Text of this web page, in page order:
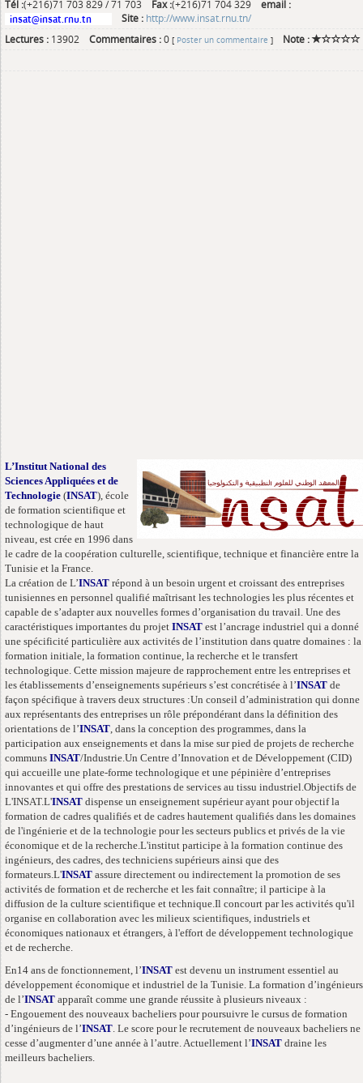
Tél :(+216)71 703 829 / 71 703 Fax :(+216)71 704 329
email :
Site : http://www.insat.rnu.tn/
Lectures : 13902 Commentaires :0 [ Poster un commentaire ] Note :
L’Institut National des
Sciences Appliquées et de
Technologie (INSAT), école
de formation scientifique et
technologique de haut
niveau, est crée en 1996 dans
le cadre de la coopération culturelle, scientifique, technique et financière entre la
Tunisie et la France.
La création de L’INSAT répond à un besoin urgent et croissant des entreprises
tunisiennes en personnel qualifié maîtrisant les technologies les plus récentes et
capable de s’adapter aux nouvelles formes d’organisation du travail. Une des
caractéristiques importantes du projet INSAT est l’ancrage industriel qui a donné
une spécificité particulière aux activités de l’institution dans quatre domaines : la
formation initiale, la formation continue, la recherche et le transfert
technologique. Cette mission majeure de rapprochement entre les entreprises et
les établissements d’enseignements supérieurs s’est concrétisée à l’INSAT de
façon spécifique à travers deux structures :Un conseil d’administration qui donne
aux représentants des entreprises un rôle prépondérant dans la définition des
orientations de l’INSAT, dans la conception des programmes, dans la
participation aux enseignements et dans la mise sur pied de projets de recherche
communs INSAT/Industrie.Un Centre d’Innovation et de Développement (CID)
qui accueille une plate-forme technologique et une pépinière d’entreprises
innovantes et qui offre des prestations de services au tissu industriel.Objectifs de
L'INSAT.L'INSAT dispense un enseignement supérieur ayant pour objectif la
formation de cadres qualifiés et de cadres hautement qualifiés dans les domaines
de l'ingénierie et de la technologie pour les secteurs publics et privés de la vie
économique et de la recherche.L'institut participe à la formation continue des
ingénieurs, des cadres, des techniciens supérieurs ainsi que des
formateurs.L'INSAT assure directement ou indirectement la promotion de ses
activités de formation et de recherche et les fait connaître; il participe à la
diffusion de la culture scientifique et technique.Il concourt par les activités qu'il
organise en collaboration avec les milieux scientifiques, industriels et
économiques nationaux et étrangers, à l'effort de développement technologique
et de recherche.
En14 ans de fonctionnement, l’INSAT est devenu un instrument essentiel au
développement économique et industriel de la Tunisie. La formation d’ingénieurs
de l’INSAT apparaît comme une grande réussite à plusieurs niveaux :
- Engouement des nouveaux bacheliers pour poursuivre le cursus de formation
d’ingénieurs de l’INSAT. Le score pour le recrutement de nouveaux bacheliers ne
cesse d’augmenter d’une année à l’autre. Actuellement l’INSAT draine les
meilleurs bacheliers.